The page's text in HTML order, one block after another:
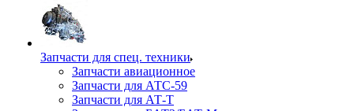
Запчасти для спец. техники
Запчасти авиационное
Запчасти для АТС-59
Запчасти для АТ-Т